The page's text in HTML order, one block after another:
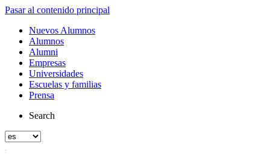
Pasar al contenido principal
Nuevos Alumnos
Alumnos
Alumni
Empresas
Universidades
Escuelas y familias
Prensa
Search